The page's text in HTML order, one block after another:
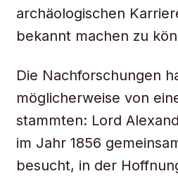
archäologischen
bekannt machen zu
Die Nachforschungen
möglicherweise von
stammten: Lord
im Jahr 1856
besucht, in der